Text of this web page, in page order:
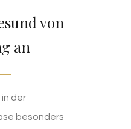
von
an
in der
besonders